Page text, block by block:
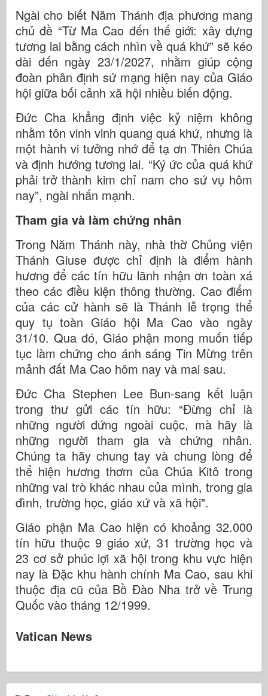
Ngài cho biết Năm Thánh địa phương mang
chủ đề “Từ Ma Cao đến thế giới: xây dựng
tương lai bằng cách nhìn về quá khứ” sẽ kéo
dài đến ngày 23/1/2027, nhằm giúp cộng
đoàn phân định sứ mạng hiện nay của Giáo
hội giữa bối cảnh xã hội nhiều biến động.
Đức Cha khẳng định việc kỷ niệm không
nhằm tôn vinh vinh quang quá khứ, nhưng là
một hành vi tưởng nhớ để tạ ơn Thiên Chúa
và định hướng tương lai. “Ký ức của quá khứ
phải trở thành kim chỉ nam cho sứ vụ hôm
nay”, ngài nhấn mạnh.
Tham gia và làm chứng nhân
Trong Năm Thánh này, nhà thờ Chủng viện
Thánh Giuse được chỉ định là điểm hành
hương để các tín hữu lãnh nhận ơn toàn xá
theo các điều kiện thông thường. Cao điểm
của các cử hành sẽ là Thánh lễ trọng thể
quy tụ toàn Giáo hội Ma Cao vào ngày
31/10. Qua đó, Giáo phận mong muốn tiếp
tục làm chứng cho ánh sáng Tin Mừng trên
mảnh đất Ma Cao hôm nay và mai sau.
Đức Cha Stephen Lee Bun-sang kết luận
trong thư gửi các tín hữu: “Đừng chỉ là
những người đứng ngoài cuộc, mà hãy là
những người tham gia và chứng nhân.
Chúng ta hãy chung tay và chung lòng để
thể hiện hương thơm của Chúa Kitô trong
những vai trò khác nhau của mình, trong gia
đình, trường học, giáo xứ và xã hội".
Giáo phận Ma Cao hiện có khoảng 32.000
tín hữu thuộc 9 giáo xứ, 31 trường học và
23 cơ sở phúc lợi xã hội trong khu vực hiện
nay là Đặc khu hành chính Ma Cao, sau khi
thuộc địa cũ của Bồ Đào Nha trở về Trung
Quốc vào tháng 12/1999.
Vatican News